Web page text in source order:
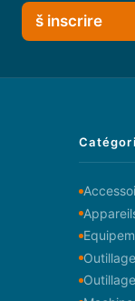
š inscrire